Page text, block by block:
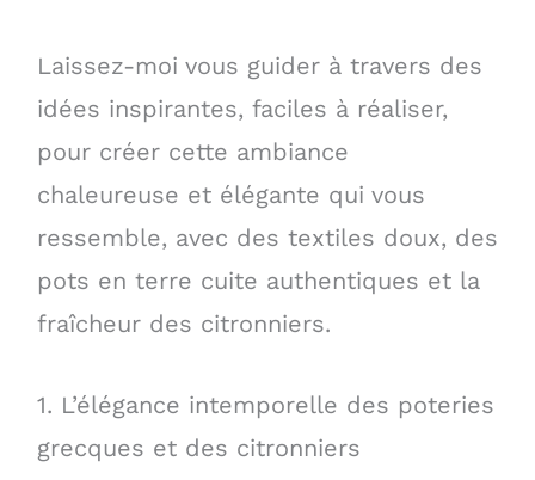
Laissez-moi vous guider à travers des
idées inspirantes, faciles à réaliser,
pour créer cette ambiance
chaleureuse et élégante qui vous
ressemble, avec des textiles doux, des
pots en terre cuite authentiques et la
fraîcheur des citronniers.
1. L’élégance intemporelle des poteries
grecques et des citronniers